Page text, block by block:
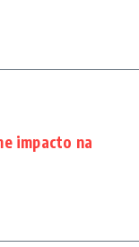
impacto na